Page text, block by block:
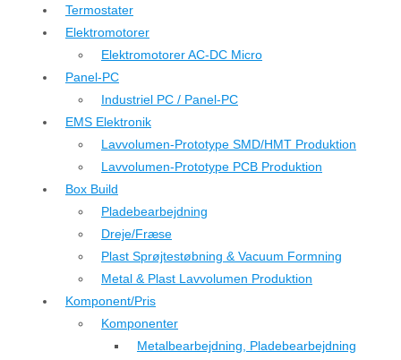
Termostater
Elektromotorer
Elektromotorer AC-DC Micro
Panel-PC
Industriel PC / Panel-PC
EMS Elektronik
Lavvolumen-Prototype SMD/HMT Produktion
Lavvolumen-Prototype PCB Produktion
Box Build
Pladebearbejdning
Dreje/Fræse
Plast Sprøjtestøbning & Vacuum Formning
Metal & Plast Lavvolumen Produktion
Komponent/Pris
Komponenter
Metalbearbejdning, Pladebearbejdning